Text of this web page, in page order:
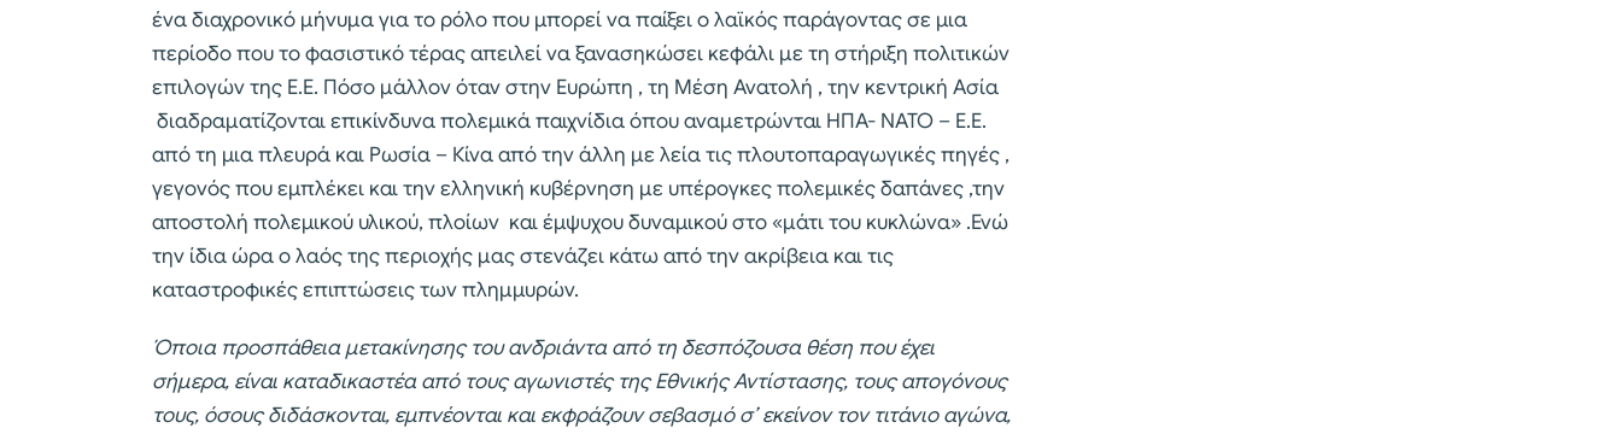
ένα διαχρονικό μήνυμα για το ρόλο που μπορεί να παίξει ο λαϊκός παράγοντας σε μια
περίοδο που το φασιστικό τέρας απειλεί να ξανασηκώσει κεφάλι με τη στήριξη πολιτικών
επιλογών της Ε.Ε. Πόσο μάλλον όταν στην Ευρώπη , τη Μέση Ανατολή , την κεντρική Ασία
διαδραματίζονται επικίνδυνα πολεμικά παιχνίδια όπου αναμετρώνται ΗΠΑ- ΝΑΤΟ – Ε.Ε.
από τη μια πλευρά και Ρωσία – Κίνα από την άλλη με λεία τις πλουτοπαραγωγικές πηγές ,
γεγονός που εμπλέκει και την ελληνική κυβέρνηση με υπέρογκες πολεμικές δαπάνες ,την
αποστολή πολεμικού υλικού, πλοίων και έμψυχου δυναμικού στο «μάτι του κυκλώνα» .Ενώ
την ίδια ώρα ο λαός της περιοχής μας στενάζει κάτω από την ακρίβεια και τις
καταστροφικές επιπτώσεις των πλημμυρών.
Όποια προσπάθεια μετακίνησης του ανδριάντα από τη δεσπόζουσα θέση που έχει
σήμερα, είναι καταδικαστέα από τους αγωνιστές της Εθνικής Αντίστασης, τους απογόνους
τους, όσους διδάσκονται, εμπνέονται και εκφράζουν σεβασμό σ’ εκείνον τον τιτάνιο αγώνα,